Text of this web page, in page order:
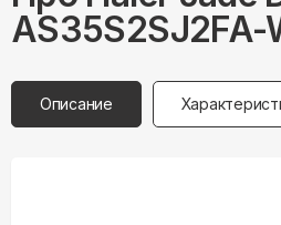
AS35S2SJ2FA-
Описание